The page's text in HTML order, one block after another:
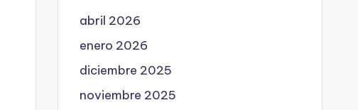
abril 2026
enero 2026
diciembre 2025
noviembre 2025